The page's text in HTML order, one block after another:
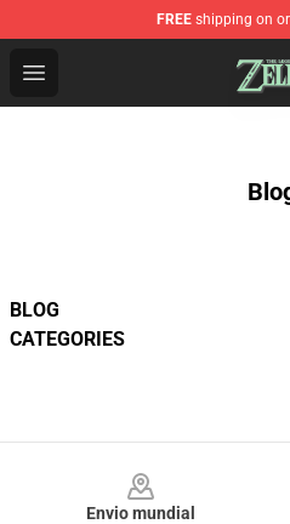
FREE shipping on
Open menu
The Legend of Zelda
BLOG
CATEGORIES
Envio mundial